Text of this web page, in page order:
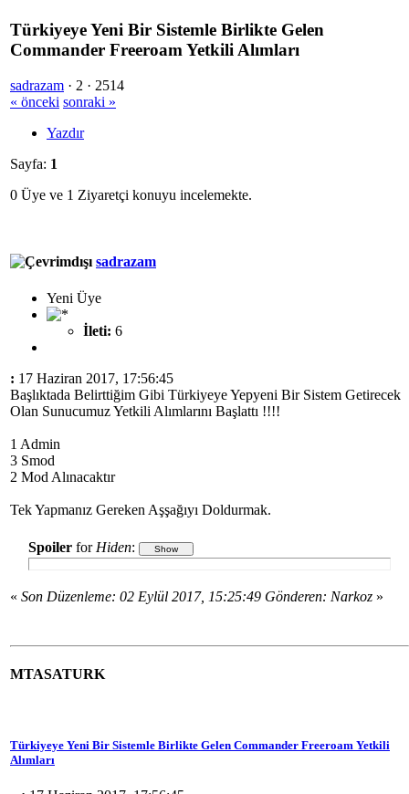
Türkiyeye Yeni Bir Sistemle Birlikte Gelen
Commander Freeroam Yetkili Alımları
sadrazam · 2 · 2514
« önceki sonraki »
Yazdır
Sayfa: 1
0 Üye ve 1 Ziyaretçi konuyu incelemekte.
sadrazam
Yeni Üye
İleti: 6
: 17 Haziran 2017, 17:56:45
Başlıktada Belirttiğim Gibi Türkiyeye Yepyeni Bir Sistem Getirecek
Olan Sunucumuz Yetkili Alımlarını Başlattı !!!!
1 Admin
3 Smod
2 Mod Alınacaktır
Tek Yapmanız Gereken Aşşağıyı Doldurmak.
Spoiler for Hiden:
« Son Düzenleme: 02 Eylül 2017, 15:25:49 Gönderen: Narkoz »
MTASATURK
Türkiyeye Yeni Bir Sistemle Birlikte Gelen Commander Freeroam Yetkili
Alımları